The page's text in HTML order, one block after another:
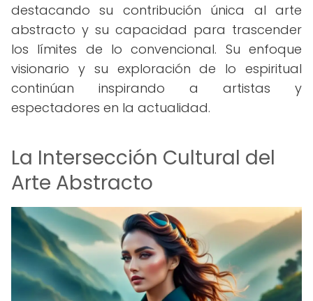
destacando su contribución única al arte
abstracto y su capacidad para trascender
los límites de lo convencional. Su enfoque
visionario y su exploración de lo espiritual
continúan inspirando a artistas y
espectadores en la actualidad.
La Intersección Cultural del
Arte Abstracto